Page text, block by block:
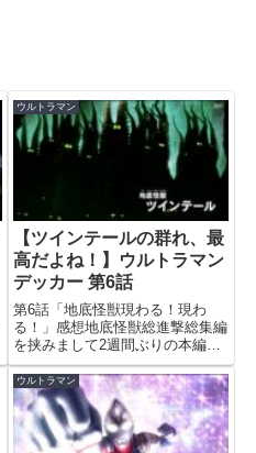
ウルトラマン
【ツインテールの群れ、最
高だよね！】ウルトラマン
デッカー 第6話
第6話「地底怪獣現わる！現わ
る！」感想地底怪獣総進撃総集編
を挟みまして2週間ぶりの本編再
開。今回はリュウモンのメイン
回。ただしストーリーというスト
ーリーは特になく、大量に現れた
地底怪獣の軍団を蹴散らしていく
だけの話。登場した怪獣は、パゴ
ウルトラマン